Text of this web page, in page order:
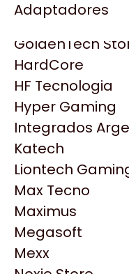
Adaptadores
Genius
HP
HyperX
INNO3D
Intel
Kingston
Lenovo
Logitech
MSI
NVIDIA GeForce
NZXT
PNY
Gezatek
GoldenTech
HardCore
HF Tecnologia
Hyper Gaming
Integrados
Katech
Liontech
Max Tecno
Maximus
Megasoft
Mexx